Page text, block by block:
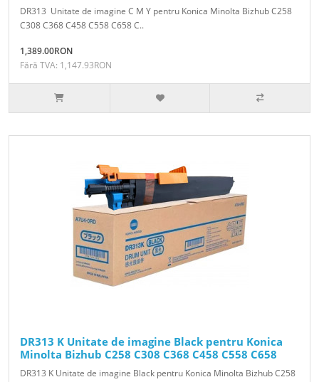
DR313 Unitate de imagine C M Y pentru Konica Minolta Bizhub C258
C308 C368 C458 C558 C658 C..
1,389.00RON
Fără TVA: 1,147.93RON
DR313 K Unitate de imagine Black pentru Konica
Minolta Bizhub C258 C308 C368 C458 C558 C658
DR313 K Unitate de imagine Black pentru Konica Minolta Bizhub C258